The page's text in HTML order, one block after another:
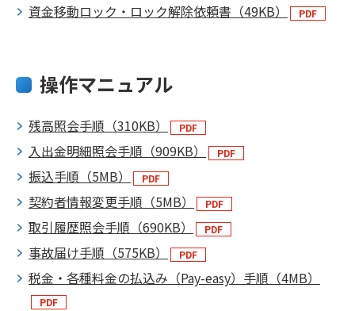
資金移動ロック・ロック解除依頼書（49KB）
操作マニュアル
残高照会手順（310KB）
入出金明細照会手順（909KB）
振込手順（5MB）
契約者情報変更手順（5MB）
取引履歴照会手順（690KB）
事故届け手順（575KB）
税金・各種料金の払込み（Pay-easy）手順（4MB）